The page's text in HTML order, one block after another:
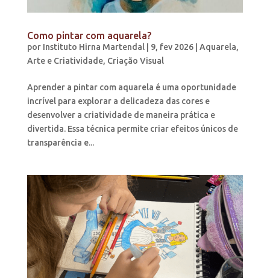
Como pintar com aquarela?
por Instituto Hirna Martendal| 9, fev 2026| Aquarela,
Arte e Criatividade, Criação Visual
Aprender a pintar com aquarela é uma oportunidade
incrível para explorar a delicadeza das cores e
desenvolver a criatividade de maneira prática e
divertida. Essa técnica permite criar efeitos únicos de
transparência e...